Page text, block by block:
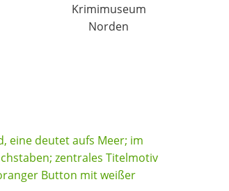
Krimimuseum
Norden